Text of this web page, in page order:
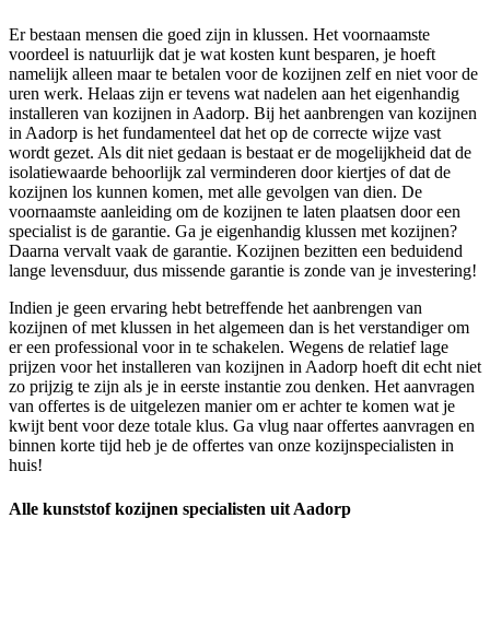
Er bestaan mensen die goed zijn in klussen. Het voornaamste
voordeel is natuurlijk dat je wat kosten kunt besparen, je hoeft
namelijk alleen maar te betalen voor de kozijnen zelf en niet voor de
uren werk. Helaas zijn er tevens wat nadelen aan het eigenhandig
installeren van kozijnen in Aadorp. Bij het aanbrengen van kozijnen
in Aadorp is het fundamenteel dat het op de correcte wijze vast
wordt gezet. Als dit niet gedaan is bestaat er de mogelijkheid dat de
isolatiewaarde behoorlijk zal verminderen door kiertjes of dat de
kozijnen los kunnen komen, met alle gevolgen van dien. De
voornaamste aanleiding om de kozijnen te laten plaatsen door een
specialist is de garantie. Ga je eigenhandig klussen met kozijnen?
Daarna vervalt vaak de garantie. Kozijnen bezitten een beduidend
lange levensduur, dus missende garantie is zonde van je investering!
Indien je geen ervaring hebt betreffende het aanbrengen van
kozijnen of met klussen in het algemeen dan is het verstandiger om
er een professional voor in te schakelen. Wegens de relatief lage
prijzen voor het installeren van kozijnen in Aadorp hoeft dit echt niet
zo prijzig te zijn als je in eerste instantie zou denken. Het aanvragen
van offertes is de uitgelezen manier om er achter te komen wat je
kwijt bent voor deze totale klus. Ga vlug naar offertes aanvragen en
binnen korte tijd heb je de offertes van onze kozijnspecialisten in
huis!
Alle kunststof kozijnen specialisten uit Aadorp